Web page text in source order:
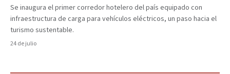
Se inaugura el primer corredor hotelero del país equipado con
infraestructura de carga para vehículos eléctricos, un paso hacia el
turismo sustentable.
24 de julio